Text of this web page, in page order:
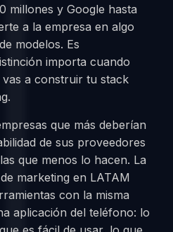
millones y Google hasta
a la empresa en algo
modelos. Es
importa cuando
vas a construir tu stack
que más deberían
de sus proveedores
que menos lo hacen. La
marketing en LATAM
con la misma
aplicación del teléfono: lo